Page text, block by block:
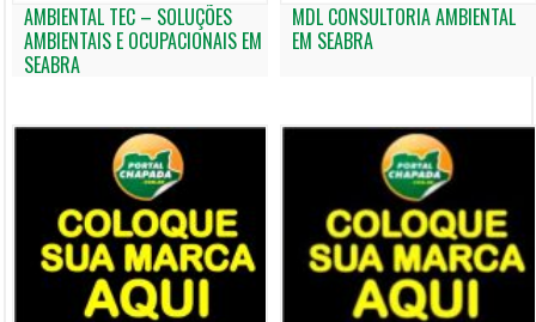
AMBIENTAL TEC – SOLUÇÕES
AMBIENTAIS E OCUPACIONAIS EM
SEABRA
MDL CONSULTORIA AMBIENTAL
EM SEABRA